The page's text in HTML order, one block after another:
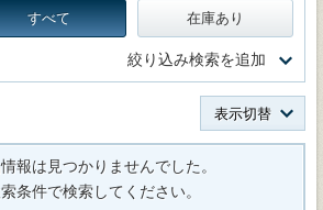
すべて 在庫あり
絞り込み検索を追加
表示切替
報は見つかりませんでした。
条件で検索してください。